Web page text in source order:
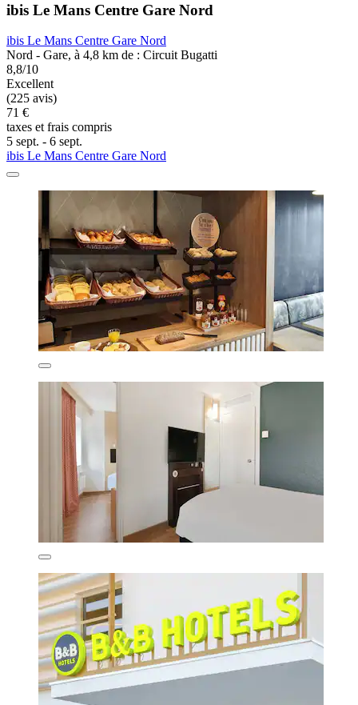
ibis Le Mans Centre Gare Nord
ibis Le Mans Centre Gare Nord
Nord - Gare, à 4,8 km de : Circuit Bugatti
8,8/10
Excellent
(225 avis)
71 €
taxes et frais compris
5 sept. - 6 sept.
ibis Le Mans Centre Gare Nord